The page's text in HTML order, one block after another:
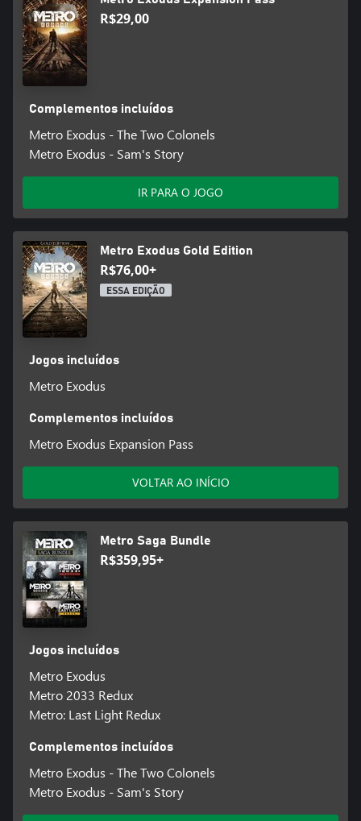
R$29,00
Complementos incluídos
Metro Exodus - The Two Colonels
Metro Exodus - Sam's Story
IR PARA O JOGO
Metro Exodus Gold Edition
R$76,00+
ESSA EDIÇÃO
Jogos incluídos
Metro Exodus
Complementos incluídos
Metro Exodus Expansion Pass
VOLTAR AO INÍCIO
Metro Saga Bundle
R$359,95+
Jogos incluídos
Metro Exodus
Metro 2033 Redux
Metro: Last Light Redux
Complementos incluídos
Metro Exodus - The Two Colonels
Metro Exodus - Sam's Story